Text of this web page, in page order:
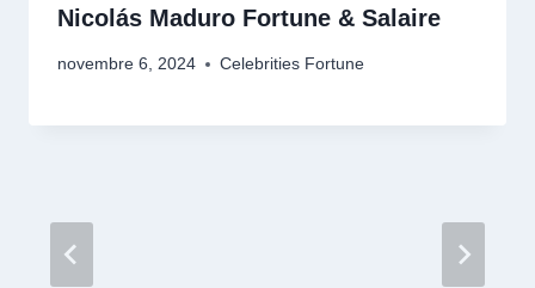
Nicolás Maduro Fortune & Salaire
novembre 6, 2024 Celebrities Fortune